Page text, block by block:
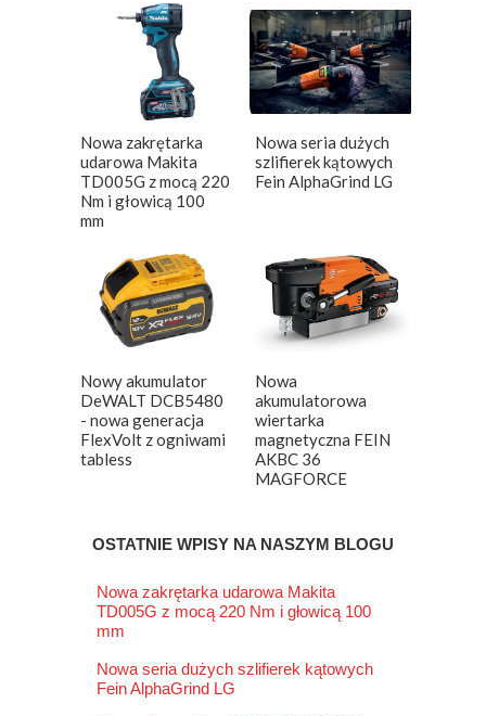
Nowa zakrętarka
udarowa Makita
TD005G z mocą 220
Nm i głowicą 100
mm
Nowa seria dużych
szlifierek kątowych
Fein AlphaGrind LG
Nowy akumulator
DeWALT DCB5480
- nowa generacja
FlexVolt z ogniwami
tabless
Nowa
akumulatorowa
wiertarka
magnetyczna FEIN
AKBC 36
MAGFORCE
OSTATNIE WPISY NA NASZYM BLOGU
Nowa zakrętarka udarowa Makita
TD005G z mocą 220 Nm i głowicą 100
mm
Nowa seria dużych szlifierek kątowych
Fein AlphaGrind LG